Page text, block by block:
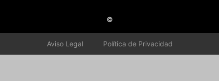
©
Aviso Legal Política de Privacidad